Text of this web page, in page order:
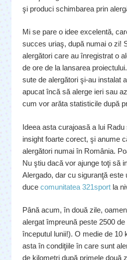
şi produci schimbarea prin
Mi se pare o idee excelentă,
succes uriaş, după numai o zi!
alergători care au înregistrat o
de ore de la lansarea
sute de alergători şi-au instalat
apucat încă să alerge ieri sau
cum vor arăta statisticile după
Ideea asta curajoasă a lui
insight foarte corect, şi anume
alergători numai în România.
Nu ştiu dacă vor ajunge toţi să
Alergado, dar cu siguranţă este
duce comunitatea 321sport la
Până acum, în două zile,
alergat împreună peste 2500
începutul lunii!). O medie de 10
asta în condiţiile în care sunt
de kilometri după primele două